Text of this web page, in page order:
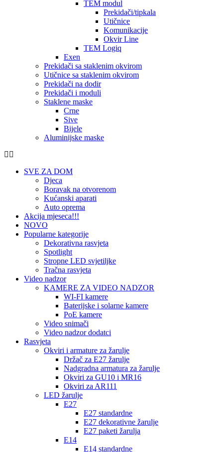
TEM modul
Prekidači/tipkala
Utičnice
Komunikacije
Okvir Line
TEM Logiq
Exen
Prekidači sa staklenim okvirom
Utičnice sa staklenim okvirom
Prekidači na dodir
Prekidači i moduli
Staklene maske
Crne
Sive
Bijele
Aluminijske maske
SVE ZA DOM
Djeca
Boravak na otvorenom
Kućanski aparati
Auto oprema
Akcija mjeseca!!!
NOVO
Popularne kategorije
Dekorativna rasvjeta
Spotlight
Stropne LED svjetiljke
Tračna rasvjeta
Video nadzor
KAMERE ZA VIDEO NADZOR
WI-FI kamere
Baterijske i solarne kamere
PoE kamere
Video snimači
Video nadzor dodatci
Rasvjeta
Okviri i armature za žarulje
Držač za E27 žarulje
Nadgradna armatura za žarulje
Okviri za GU10 i MR16
Okviri za AR111
LED žarulje
E27
E27 standardne
E27 dekorativne žarulje
E27 paketi žarulja
E14
E14 standardne